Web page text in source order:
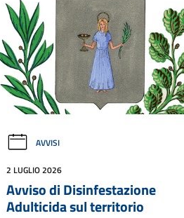
AVVISI
2 LUGLIO 2026
Avviso di Disinfestazione
Adulticida sul territorio